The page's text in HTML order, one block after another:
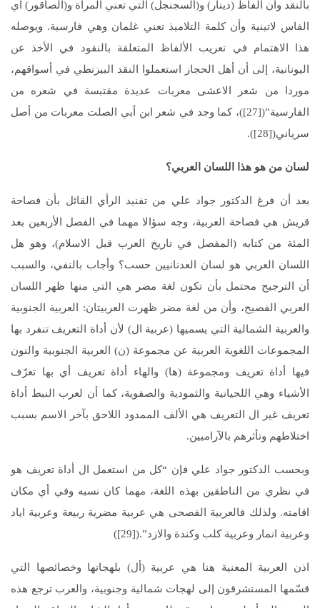
بالنقد وأن الفاظ (دينار) و(السجنجل) التي تعني المرآة و(الصاقور) أي
الفاس لاتينية وأن كلمة التلاميذ تعني غلمان وهي فارسية. ويوصله
هذا الاهتمام في تعريب الألفاظ المتعلقة بالنقود في الأخذ عن
اليونانية، إلى أن أهل الحجاز استعملوا النقد البيزنطي في أسواقهم،
موردا من شعر الاعشى معربات عديدة مقتبسة في شعره من
الفارسية”([27])، كما وجد في شعر ابن أبي الصلت معربات من أصل
سرياني([28]).
لسان من هو هذا اللسان العربي؟
بعد أن فرغ الدكتور جواد علي من تفنيد الرأي القائل بأن فصاحة
قريش هي فصاحة العربية، وجه سؤالا مهما في الفصل الأربعين بعد
المئة من كتابه (المفصل في تاريخ العرب قبل الاسلام)، وهو هل
اللسان العربي هو لسان العدنانيين حسب؟ وأجاب بالنفي، والسبب
أن الترجيح محتمل بأن تكون لغة مضر هي التي منها ظهر اللسان
العربي الفصيح، وأن من لغة مضر ظهرت العربيتان: العربية الجنوبية
والعربية الشمالية التي يسميها (عربية ال) لأن أداة التعريف تنفرد بها
المجموعات اللغوية العربية عن مجموعة (ن) العربية الجنوبية والنون
فيها أداة تعريف ومجموعة (ها) والهاء أداة تعريف أي بها تعرّف
الأشياء وهي اللحيانية والثمودية والصفوية، كما أن لعرب النبط أداة
تعريف غير ال التعريف هي الألف الممدود اللاحق بآخر الاسم بسبب
اختلاطهم وتأثرهم بالآراميين.
وبحسب الدكتور جواد علي فإن “كل من استعمل ال أداة تعريف هو
في نظري من الناطقين بهذه اللغة، مهما كان نسبه وفي أي مكان
اقامته. ولذلك فالعربية الفصحى هي عربية مضرية ربيعة وعربية اياد
وعربية انمار وعربية كلب وكندة والازد”.([29])
اذن العربية المعنية هنا هي عربية (أل) بلهجاتها وخصائصها التي
قسّمها المستشرقون إلى لهجات شمالية وجنوبية، والعرب ترجع هذه